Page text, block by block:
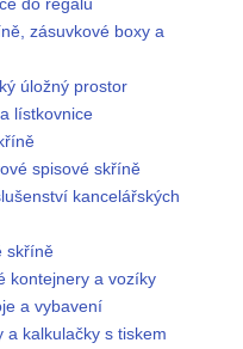
do regálů
zásuvkové boxy a
úložný prostor
lístkovnice
spisové skříně
kancelářských
skříně
kontejnery a vozíky
a vybavení
a kalkulačky s tiskem